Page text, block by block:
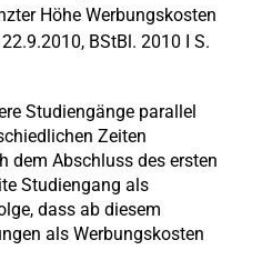
Höhe Werbungskosten
BStBl. 2010 I S.
Studiengänge parallel
Zeiten
dem Abschluss des ersten
Studiengang als
dass ab diesem
als Werbungskosten